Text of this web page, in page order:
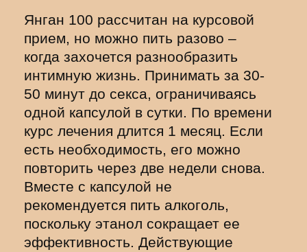
Янган 100 рассчитан на курсовой
прием, но можно пить разово –
когда захочется разнообразить
интимную жизнь. Принимать за 30-
50 минут до секса, ограничиваясь
одной капсулой в сутки. По времени
курс лечения длится 1 месяц. Если
есть необходимость, его можно
повторить через две недели снова.
Вместе с капсулой не
рекомендуется пить алкоголь,
поскольку этанол сокращает ее
эффективность. Действующие